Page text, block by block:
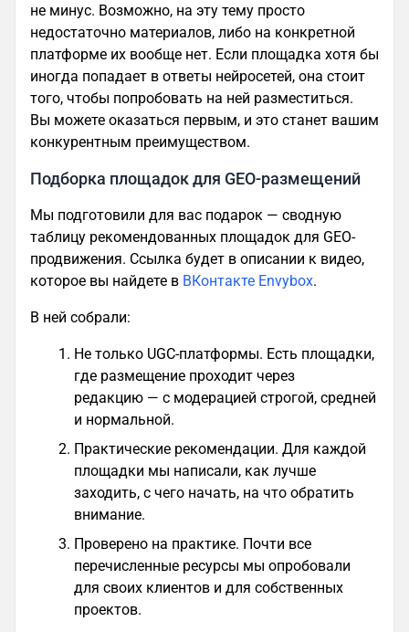
не минус. Возможно, на эту тему просто
недостаточно материалов, либо на конкретной
платформе их вообще нет. Если площадка хотя бы
иногда попадает в ответы нейросетей, она стоит
того, чтобы попробовать на ней разместиться.
Вы можете оказаться первым, и это станет вашим
конкурентным преимуществом.
Подборка площадок для GEO-размещений
Мы подготовили для вас подарок — сводную
таблицу рекомендованных площадок для GEO-
продвижения. Ссылка будет в описании к видео,
которое вы найдете в ВКонтакте Envybox.
В ней собрали:
Не только UGC-платформы. Есть площадки,
где размещение проходит через
редакцию — с модерацией строгой, средней
и нормальной.
Практические рекомендации. Для каждой
площадки мы написали, как лучше
заходить, с чего начать, на что обратить
внимание.
Проверено на практике. Почти все
перечисленные ресурсы мы опробовали
для своих клиентов и для собственных
проектов.